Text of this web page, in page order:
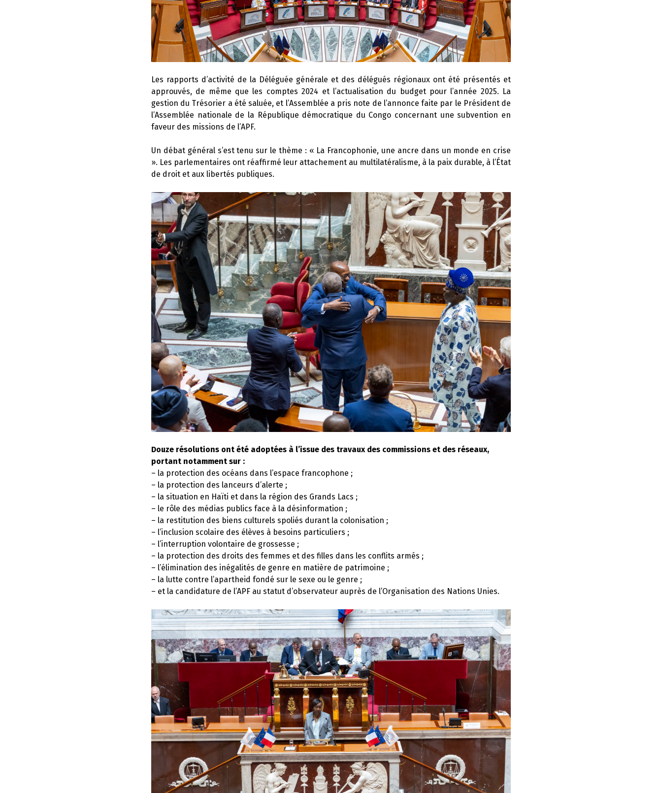
Les rapports d’activité de la Déléguée générale et des délégués régionaux ont été présentés et
approuvés, de même que les comptes 2024 et l’actualisation du budget pour l’année 2025. La
gestion du Trésorier a été saluée, et l’Assemblée a pris note de l’annonce faite par le Président de
l’Assemblée nationale de la République démocratique du Congo concernant une subvention en
faveur des missions de l’APF.
Un débat général s’est tenu sur le thème : « La Francophonie, une ancre dans un monde en crise
». Les parlementaires ont réaffirmé leur attachement au multilatéralisme, à la paix durable, à l’État
de droit et aux libertés publiques.
Douze résolutions ont été adoptées à l’issue des travaux des commissions et des réseaux,
portant notamment sur :
– la protection des océans dans l’espace francophone ;
– la protection des lanceurs d’alerte ;
– la situation en Haïti et dans la région des Grands Lacs ;
– le rôle des médias publics face à la désinformation ;
– la restitution des biens culturels spoliés durant la colonisation ;
– l’inclusion scolaire des élèves à besoins particuliers ;
– l’interruption volontaire de grossesse ;
– la protection des droits des femmes et des filles dans les conflits armés ;
– l’élimination des inégalités de genre en matière de patrimoine ;
– la lutte contre l’apartheid fondé sur le sexe ou le genre ;
– et la candidature de l’APF au statut d’observateur auprès de l’Organisation des Nations Unies.